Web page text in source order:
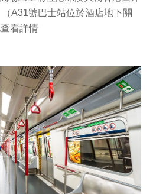
A31號巴士站位於酒店地下關
查看詳情